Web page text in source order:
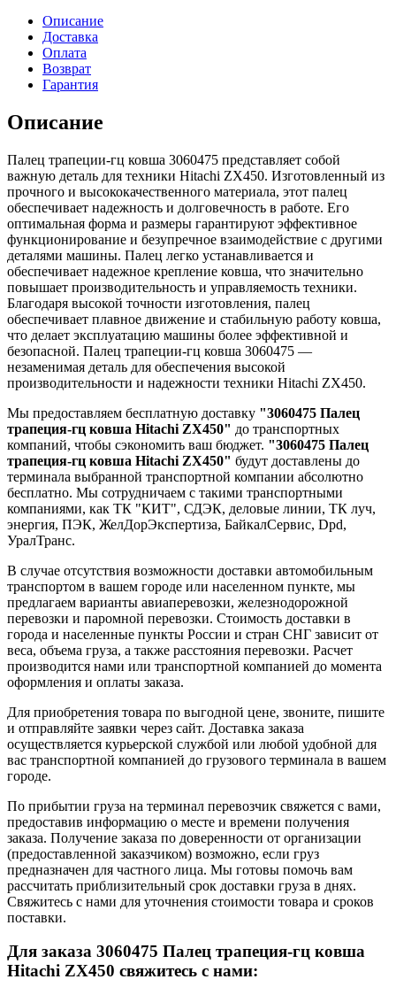
Описание
Доставка
Оплата
Возврат
Гарантия
Описание
Палец трапеции-гц ковша 3060475 представляет собой
важную деталь для техники Hitachi ZX450. Изготовленный из
прочного и высококачественного материала, этот палец
обеспечивает надежность и долговечность в работе. Его
оптимальная форма и размеры гарантируют эффективное
функционирование и безупречное взаимодействие с другими
деталями машины. Палец легко устанавливается и
обеспечивает надежное крепление ковша, что значительно
повышает производительность и управляемость техники.
Благодаря высокой точности изготовления, палец
обеспечивает плавное движение и стабильную работу ковша,
что делает эксплуатацию машины более эффективной и
безопасной. Палец трапеции-гц ковша 3060475 —
незаменимая деталь для обеспечения высокой
производительности и надежности техники Hitachi ZX450.
Мы предоставляем бесплатную доставку "3060475 Палец
трапеция-гц ковша Hitachi ZX450" до транспортных
компаний, чтобы сэкономить ваш бюджет. "3060475 Палец
трапеция-гц ковша Hitachi ZX450" будут доставлены до
терминала выбранной транспортной компании абсолютно
бесплатно. Мы сотрудничаем с такими транспортными
компаниями, как ТК "КИТ", СДЭК, деловые линии, ТК луч,
энергия, ПЭК, ЖелДорЭкспертиза, БайкалСервис, Dpd,
УралТранс.
В случае отсутствия возможности доставки автомобильным
транспортом в вашем городе или населенном пункте, мы
предлагаем варианты авиаперевозки, железнодорожной
перевозки и паромной перевозки. Стоимость доставки в
города и населенные пункты России и стран СНГ зависит от
веса, объема груза, а также расстояния перевозки. Расчет
производится нами или транспортной компанией до момента
оформления и оплаты заказа.
Для приобретения товара по выгодной цене, звоните, пишите
и отправляйте заявки через сайт. Доставка заказа
осуществляется курьерской службой или любой удобной для
вас транспортной компанией до грузового терминала в вашем
городе.
По прибытии груза на терминал перевозчик свяжется с вами,
предоставив информацию о месте и времени получения
заказа. Получение заказа по доверенности от организации
(предоставленной заказчиком) возможно, если груз
предназначен для частного лица. Мы готовы помочь вам
рассчитать приблизительный срок доставки груза в днях.
Свяжитесь с нами для уточнения стоимости товара и сроков
поставки.
Для заказа 3060475 Палец трапеция-гц ковша
Hitachi ZX450 свяжитесь с нами: